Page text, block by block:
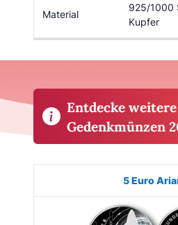
Material
925/1000
Kupfer
Entdecke
Gedenkmünzen
Ausgabe
5 Euro